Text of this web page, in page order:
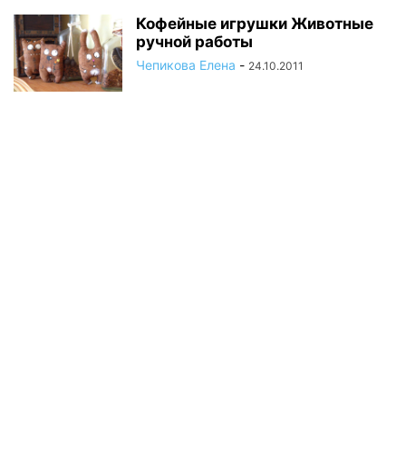
Кофейные игрушки Животные
ручной работы
Чепикова Елена - 24.10.2011